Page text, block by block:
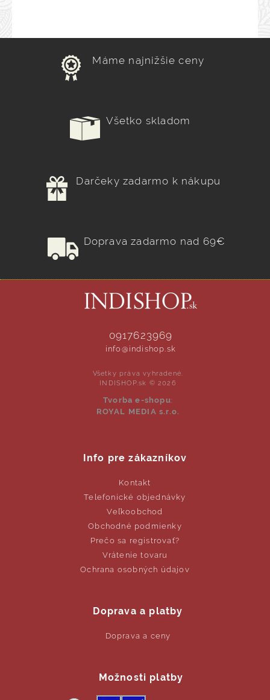
Máme najnižšie ceny
Všetko skladom
Darčeky zadarmo k nákupu
Doprava zadarmo nad 69€
0917623969
info@indishop.sk
Všetky práva vyhradené.
INDISHOP.sk © 2026
Tvorba e-shopu:
ROYAL MEDIA s.r.o.
Info pre zákazníkov
Kontakt
Telefonické objednávky
Veľkoobchod
Obchodné podmienky
Prečo sa registrovať?
Vrátenie tovaru
Ochrana osobných údajov
Doprava a platby
Doprava a ceny
Možnosti platby